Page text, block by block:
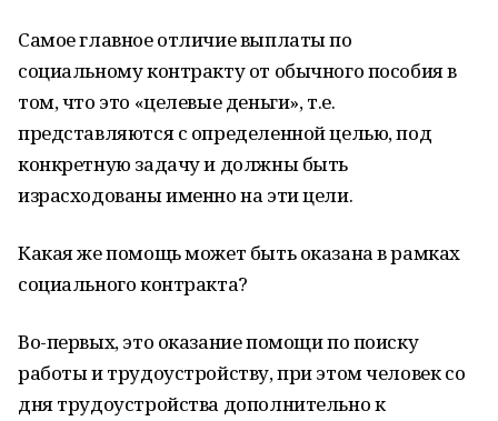
Самое главное отличие выплаты по
социальному контракту от обычного пособия в
том, что это «целевые деньги», т.е.
представляются с определенной целью, под
конкретную задачу и должны быть
израсходованы именно на эти цели.
Какая же помощь может быть оказана в рамках
социального контракта?
Во-первых, это оказание помощи по поиску
работы и трудоустройству, при этом человек со
дня трудоустройства дополнительно к